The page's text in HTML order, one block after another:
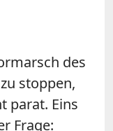
des
stoppen,
parat. Eins
Frage: